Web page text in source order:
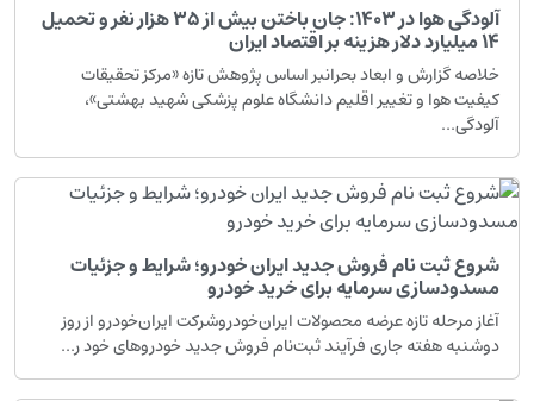
آلودگی هوا در ۱۴۰۳: جان باختن بیش از ۳۵ هزار نفر و تحمیل
۱۴ میلیارد دلار هزینه بر اقتصاد ایران
خلاصه گزارش و ابعاد بحرانبر اساس پژوهش تازه «مرکز تحقیقات
کیفیت هوا و تغییر اقلیم دانشگاه علوم پزشکی شهید بهشتی»،
آلودگی...
شروع ثبت نام فروش جدید ایران خودرو؛ شرایط و جزئیات
مسدودسازی سرمایه برای خرید خودرو
آغاز مرحله تازه عرضه محصولات ایران‌خودروشرکت ایران‌خودرو از روز
دوشنبه هفته جاری فرآیند ثبت‌نام فروش جدید خودروهای خود ر...